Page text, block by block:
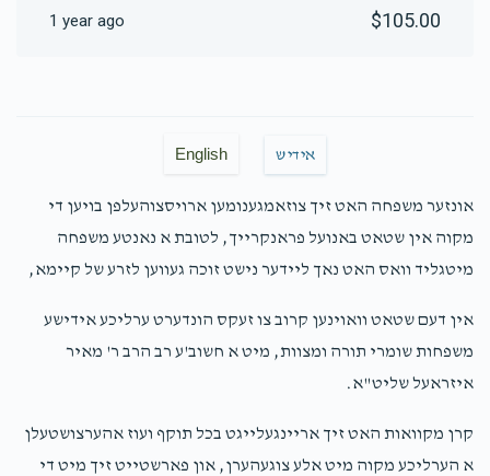
1 year ago $105.00
English אידיש
אונזער משפחה האט זיך צוזאמגענומען ארויסצוהעלפן בויען די
מקוה אין שטאט באנועל פראנקרייך, לטובת א נאנטע משפחה
מיטגליד וואס האט נאך ליידער נישט זוכה געווען לזרע של קיימא,
אין דעם שטאט וואוינען קרוב צו זעקס הונדערט ערליכע אידישע
משפחות שומרי תורה ומצוות, מיט א חשוב'ע רב הרב ר' מאיר
איזראעל שליט"א.
קרן מקוואות האט זיך אריינגעלייגט בכל תוקף ועוז אהערצושטעלן
א הערליכע מקוה מיט אלע צוגעהערן, און פארשטייט זיך מיט די